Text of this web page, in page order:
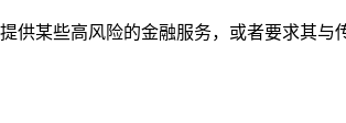
供某些高风险的金融服务，或者要求其